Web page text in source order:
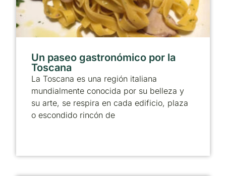
Un paseo gastronómico por la
Toscana
La Toscana es una región italiana
mundialmente conocida por su belleza y
su arte, se respira en cada edificio, plaza
o escondido rincón de